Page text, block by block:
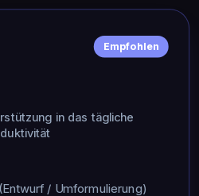
Empfohlen
in das tägliche
/ Umformulierung)